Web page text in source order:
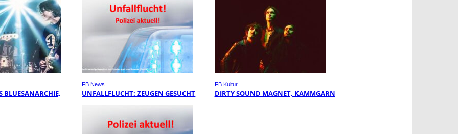
BLUESANARCHIE,
FB News
UNFALLFLUCHT: ZEUGEN GESUCHT
FB Kultur
DIRTY SOUND MAGNET, KAMMGARN